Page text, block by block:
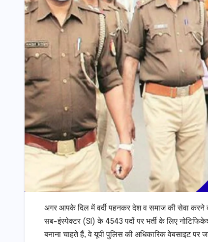
अगर आपके दिल में वर्दी पहनकर देश व समाज की सेवा करने
सब-इंस्पेक्टर (SI) के 4543 पदों पर भर्ती के लिए
बनाना चाहते हैं, वे यूपी पुलिस की अधिकारिक वेबसाइट